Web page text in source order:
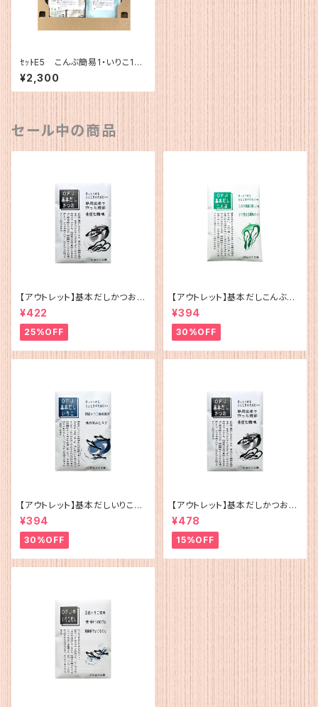
ｾｯﾄE5 こんぶ簡易1・いりこ120
g
¥2,300
セール中の商品
【アウトレット】基本だしかつお
（5g×12）
¥422
25%OFF
【アウトレット】基本だしこんぶ（5
g×12）
¥394
30%OFF
【アウトレット】基本だしいりこ（5
g×12）
¥394
30%OFF
【アウトレット】基本だしかつお
（5g×12）
¥478
15%OFF